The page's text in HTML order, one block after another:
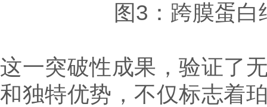
图3：跨膜蛋
这一突破性成果，验证了
和独特优势，不仅标志着